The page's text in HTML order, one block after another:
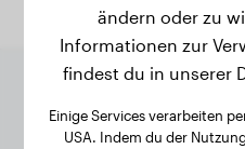
ändern oder zu
Informationen zur
findest du in unserer
Einige Services verarbeiten
USA. Indem du der